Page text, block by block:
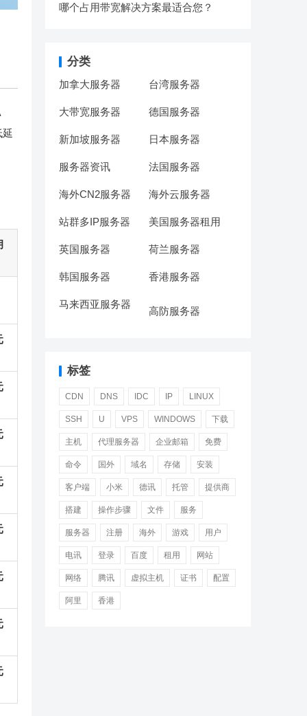
延
哪个占用带宽解决方案最适合您？
分类
加拿大服务器 台湾服务器
大带宽服务器 德国服务器
新加坡服务器 日本服务器
服务器资讯 法国服务器
海外CN2服务器 海外云服务器
站群多IP服务器 美国服务器租用
英国服务器 荷兰服务器
韩国服务器 香港服务器
马来西亚服务器
高防服务器
标签
CDN DNS IDC IP LINUX
SSH U VPS WINDOWS 下载
主机 代理服务器 企业邮箱 免费
命令 国外 域名 存储 安装
客户端 小米 德讯 托管 提供商
搭建 操作步骤 文件 服务
服务器 注册 海外 游戏 用户
电讯 登录 百度 租用 网站
网络 腾讯 虚拟主机 证书 配置
阿里 香港